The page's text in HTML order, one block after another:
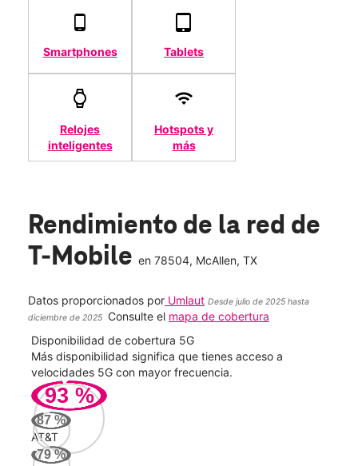
Smartphones Tablets
Relojes
inteligentes
Hotspots y
más
Rendimiento de la red de
T-Mobile en 78504, McAllen, TX
Datos proporcionados por Umlaut Desde julio de 2025 hasta
diciembre de 2025
Consulte el mapa de cobertura
Disponibilidad de cobertura 5G
Más disponibilidad significa que tienes acceso a
velocidades 5G con mayor frecuencia.
93 %
87 %
AT&T
79%